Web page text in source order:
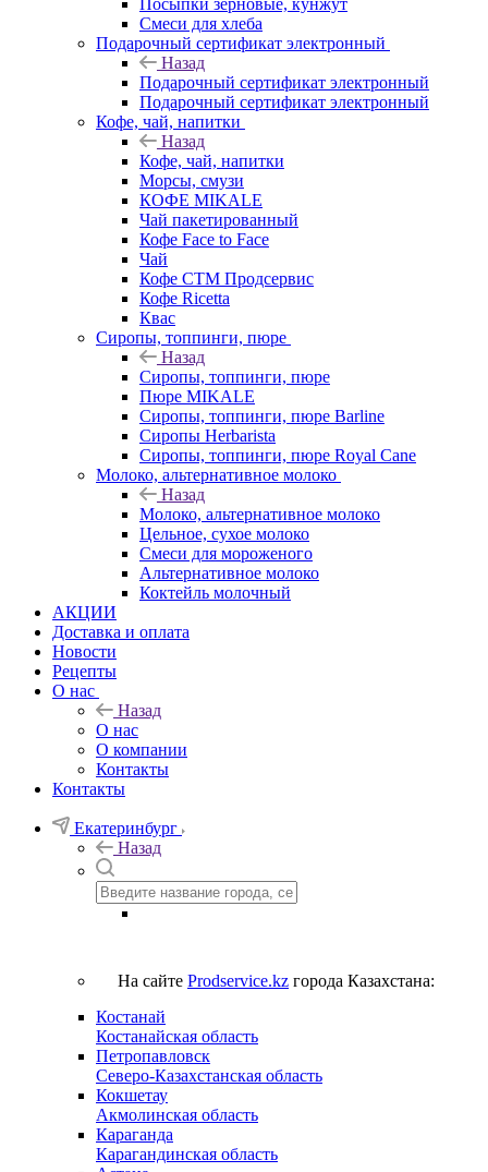
Посыпки зерновые, кунжут
Смеси для хлеба
Подарочный сертификат электронный
Назад
Подарочный сертификат электронный
Подарочный сертификат электронный
Кофе, чай, напитки
Назад
Кофе, чай, напитки
Морсы, смузи
КОФЕ MIKALE
Чай пакетированный
Кофе Face to Face
Чай
Кофе СТМ Продсервис
Кофе Ricetta
Квас
Сиропы, топпинги, пюре
Назад
Сиропы, топпинги, пюре
Пюре MIKALE
Сиропы, топпинги, пюре Barline
Сиропы Herbarista
Сиропы, топпинги, пюре Royal Cane
Молоко, альтернативное молоко
Назад
Молоко, альтернативное молоко
Цельное, сухое молоко
Смеси для мороженого
Альтернативное молоко
Коктейль молочный
АКЦИИ
Доставка и оплата
Новости
Рецепты
О нас
Назад
О нас
О компании
Контакты
Контакты
Екатеринбург
Назад
На сайте Prodservice.kz города Казахстана:
Костанай
Костанайская область
Петропавловск
Северо-Казахстанская область
Кокшетау
Акмолинская область
Караганда
Карагандинская область